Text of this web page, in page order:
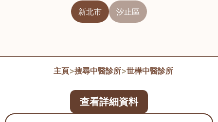
新北市 汐止區
主頁>搜尋中醫診所>世樺中醫診所
查看詳細資料